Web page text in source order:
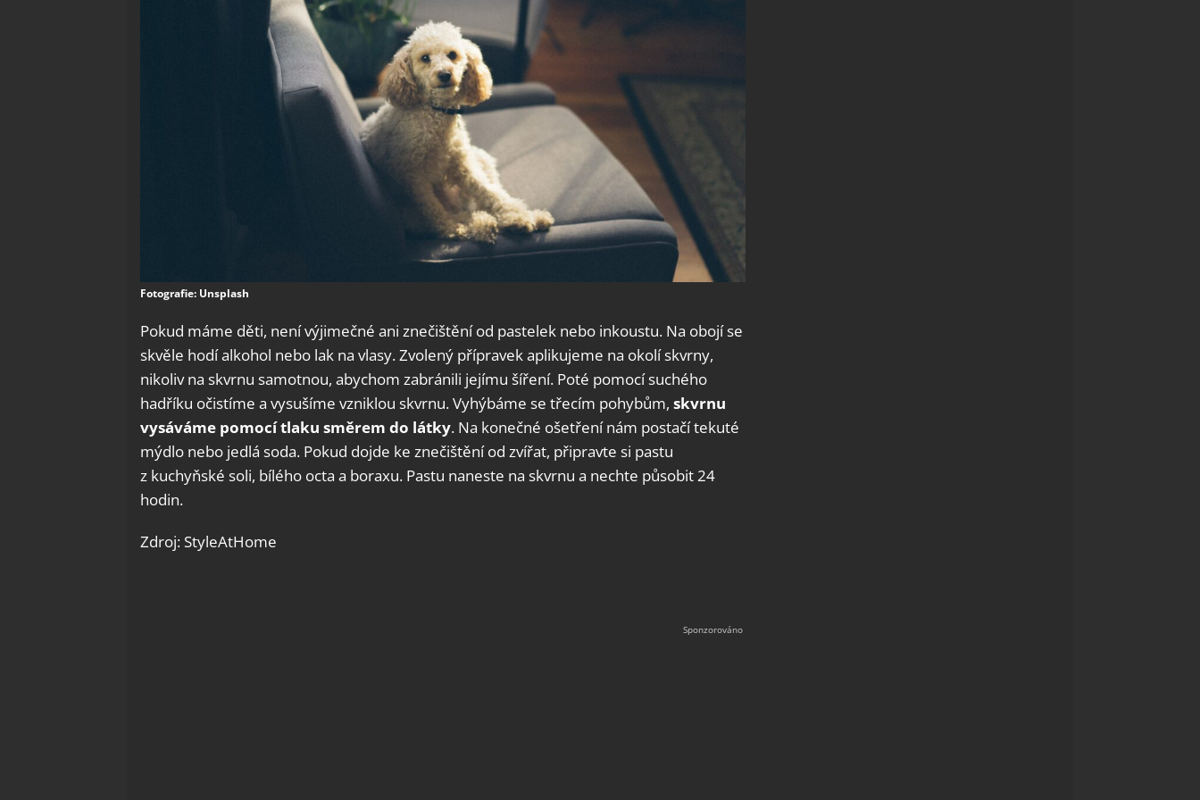
Fotografie: Unsplash
Pokud máme děti, není výjimečné ani znečištění od pastelek nebo inkoustu. Na obojí se
skvěle hodí alkohol nebo lak na vlasy. Zvolený přípravek aplikujeme na okolí skvrny,
nikoliv na skvrnu samotnou, abychom zabránili jejímu šíření. Poté pomocí suchého
hadříku očistíme a vysušíme vzniklou skvrnu. Vyhýbáme se třecím pohybům, skvrnu
vysáváme pomocí tlaku směrem do látky. Na konečné ošetření nám postačí tekuté
mýdlo nebo jedlá soda. Pokud dojde ke znečištění od zvířat, připravte si pastu
z kuchyňské soli, bílého octa a boraxu. Pastu naneste na skvrnu a nechte působit 24
hodin.
Zdroj: StyleAtHome